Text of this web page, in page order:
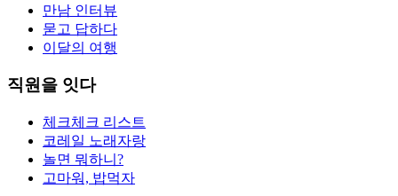
만남 인터뷰
묻고 답하다
이달의 여행
직원을 잇다
체크체크 리스트
코레일 노래자랑
놀면 뭐하니?
고마워, 밥먹자